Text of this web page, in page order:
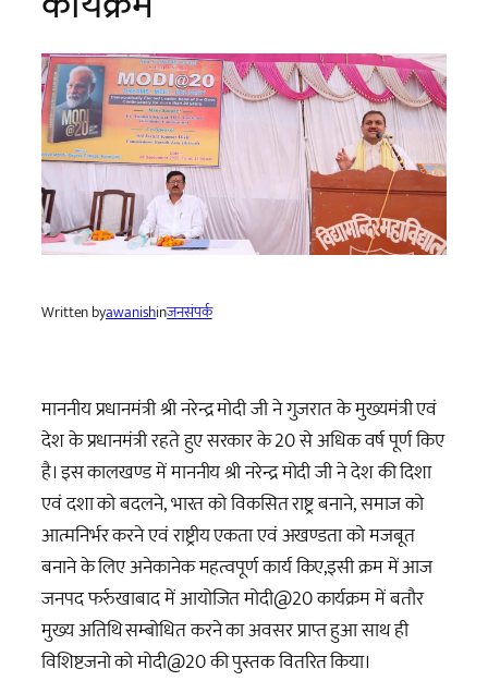
Written byawanishinजनसंपर्क
माननीय प्रधानमंत्री श्री नरेन्द्र मोदी जी ने गुजरात के मुख्यमंत्री एवं
देश के प्रधानमंत्री रहते हुए सरकार के 20 से अधिक वर्ष पूर्ण किए
है। इस कालखण्ड में माननीय श्री नरेन्द्र मोदी जी ने देश की दिशा
एवं दशा को बदलने, भारत को विकसित राष्ट्र बनाने, समाज को
आत्मनिर्भर करने एवं राष्ट्रीय एकता एवं अखण्डता को मजबूत
बनाने के लिए अनेकानेक महत्वपूर्ण कार्य किए,इसी क्रम में आज
जनपद फर्रुखाबाद में आयोजित मोदी@20 कार्यक्रम में बतौर
मुख्य अतिथि सम्बोधित करने का अवसर प्राप्त हुआ साथ ही
विशिष्टजनो को मोदी@20 की पुस्तक वितरित किया।